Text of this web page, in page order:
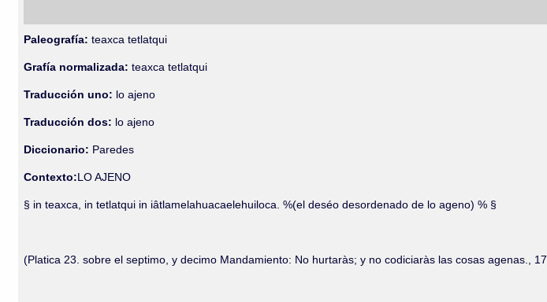
Paleografía: teaxca tetlatqui
Grafía normalizada: teaxca tetlatqui
Traducción uno: lo ajeno
Traducción dos: lo ajeno
Diccionario: Paredes
Contexto:LO AJENO
§ in teaxca, in tetlatqui in iâtlamelahuacaelehuiloca. %(el deséo desordenado de lo ageno) % §
(Platica 23. sobre el septimo, y decimo Mandamiento: No hurtaràs; y no codiciaràs las cosas agenas.,